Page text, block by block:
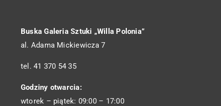
Buska Galeria Sztuki „Willa Polonia”
al. Adama Mickiewicza 7
tel. 41 370 54 35
Godziny otwarcia:
wtorek – piątek: 09:00 – 17:00